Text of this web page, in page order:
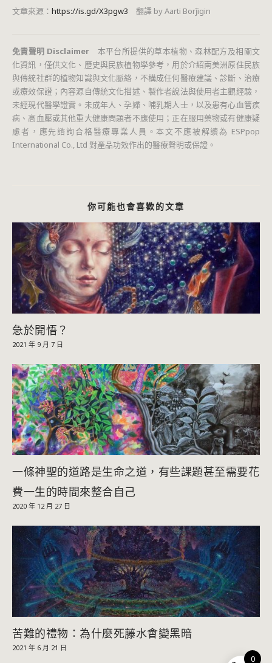
文章來源： https://is.gd/X3pgw3 翻譯 by Aarti Borǰigin
免責聲明 Disclaimer本平台所提供的草本植物、森林配方及相關文
化資訊，僅供文化、歷史與民族植物學參考，用於介紹南美洲原住民族
與傳統社群的植物知識與文化脈絡，不構成任何醫療建議、診斷、治療
或療效保證；內容源自傳統文化描述、製作者說法與使用者主觀經驗，
未經現代醫學證實。未成年人、孕婦、哺乳期人士，以及患有心血管疾
病、高血壓或其他重大健康問題者不應使用；正在服用藥物或有健康疑
慮者，應先諮詢合格醫療專業人員。本文不應被解讀為 ESPpop
International Co., Ltd 對產品功效作出的醫療聲明或保證。
你可能也會喜歡的文章
急於開悟？
2021 年 9 月 7 日
一條神聖的道路是生命之道，有些課題甚至需要花
費一生的時間來整合自己
2020 年 12 月 27 日
苦難的禮物：為什麼死藤水會變黑暗
2021 年 6 月 21 日
0